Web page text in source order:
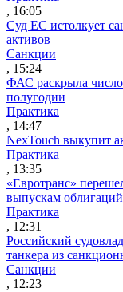
, 16:05
Суд ЕС истолкует
активов
Санкции
, 15:24
ФАС раскрыла
полугодии
Практика
, 14:47
NexTouch выкупит
Практика
, 13:35
«Евротранс»
выпускам облигаций
Практика
, 12:31
Российский
танкера из
Санкции
, 12:23